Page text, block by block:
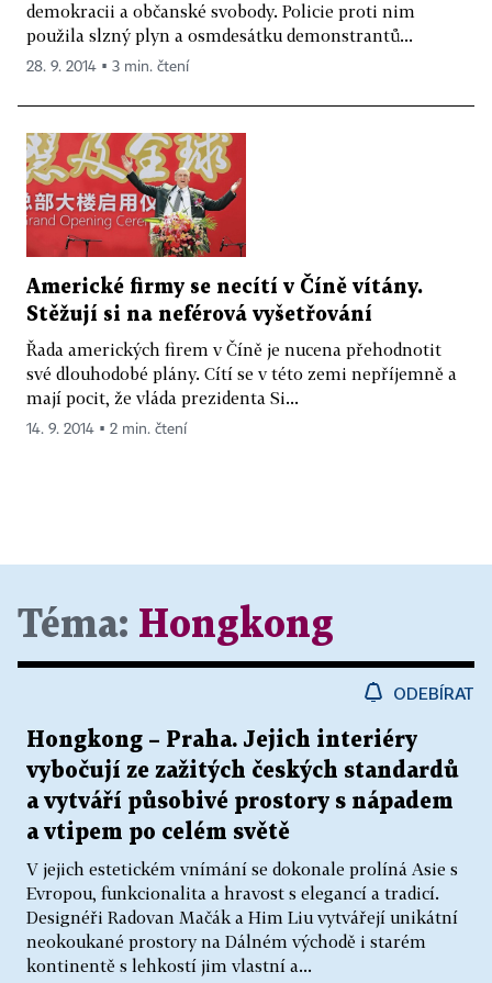
demokracii a občanské svobody. Policie proti nim
použila slzný plyn a osmdesátku demonstrantů...
28. 9. 2014 ▪ 3 min. čtení
Americké firmy se necítí v Číně vítány.
Stěžují si na neférová vyšetřování
Řada amerických firem v Číně je nucena přehodnotit
své dlouhodobé plány. Cítí se v této zemi nepříjemně a
mají pocit, že vláda prezidenta Si...
14. 9. 2014 ▪ 2 min. čtení
Téma: Hongkong
ODEBÍRAT
Hongkong – Praha. Jejich interiéry
vybočují ze zažitých českých standardů
a vytváří působivé prostory s nápadem
a vtipem po celém světě
V jejich estetickém vnímání se dokonale prolíná Asie s
Evropou, funkcionalita a hravost s elegancí a tradicí.
Designéři Radovan Mačák a Him Liu vytvářejí unikátní
neokoukané prostory na Dálném východě i starém
kontinentě s lehkostí jim vlastní a...